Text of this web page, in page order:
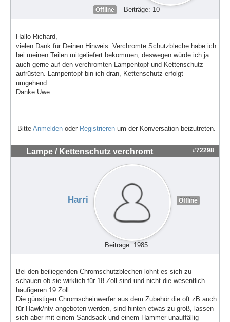
Offline Beiträge: 10
Hallo Richard,
vielen Dank für Deinen Hinweis. Verchromte Schutzbleche habe ich
bei meinen Teilen mitgeliefert bekommen, deswegen würde ich ja
auch gerne auf den verchromten Lampentopf und Kettenschutz
aufrüsten. Lampentopf bin ich dran, Kettenschutz erfolgt
umgehend.
Danke Uwe
Bitte Anmelden oder Registrieren um der Konversation beizutreten.
Lampe / Kettenschutz verchromt #72298
Harri Offline
Beiträge: 1985
Bei den beiliegenden Chromschutzblechen lohnt es sich zu
schauen ob sie wirklich für 18 Zoll sind und nicht die wesentlich
häufigeren 19 Zoll.
Die günstigen Chromscheinwerfer aus dem Zubehör die oft zB auch
für Hawk/ntv angeboten werden, sind hinten etwas zu groß, lassen
sich aber mit einem Sandsack und einem Hammer unauffällig